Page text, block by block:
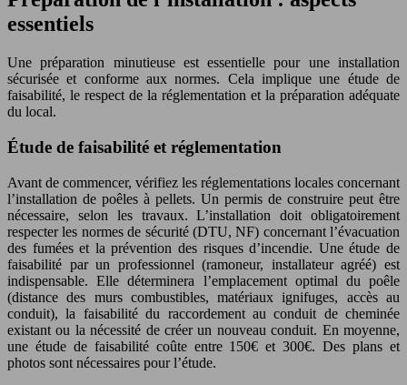
essentiels
Une préparation minutieuse est essentielle pour une installation
sécurisée et conforme aux normes. Cela implique une étude de
faisabilité, le respect de la réglementation et la préparation adéquate
du local.
Étude de faisabilité et réglementation
Avant de commencer, vérifiez les réglementations locales concernant
l’installation de poêles à pellets. Un permis de construire peut être
nécessaire, selon les travaux. L’installation doit obligatoirement
respecter les normes de sécurité (DTU, NF) concernant l’évacuation
des fumées et la prévention des risques d’incendie. Une étude de
faisabilité par un professionnel (ramoneur, installateur agréé) est
indispensable. Elle déterminera l’emplacement optimal du poêle
(distance des murs combustibles, matériaux ignifuges, accès au
conduit), la faisabilité du raccordement au conduit de cheminée
existant ou la nécessité de créer un nouveau conduit. En moyenne,
une étude de faisabilité coûte entre 150€ et 300€. Des plans et
photos sont nécessaires pour l’étude.